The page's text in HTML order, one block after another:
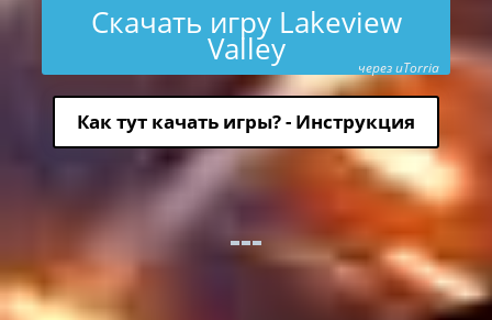
Скачать игру Lakeview
Valley через uTorria
Как тут качать игры? - Инструкция